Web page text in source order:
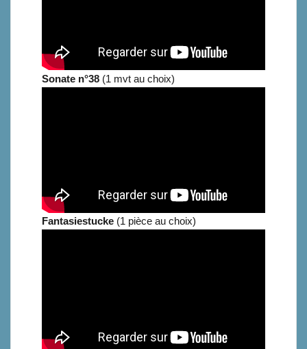
Sonate n°38 (1 mvt au choix)
Fantasiestucke (1 pièce au choix)